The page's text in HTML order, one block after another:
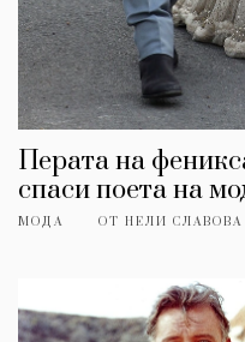
Перата на
спаси поета на
МОДА ОТ НЕЛИ СЛАВОВА